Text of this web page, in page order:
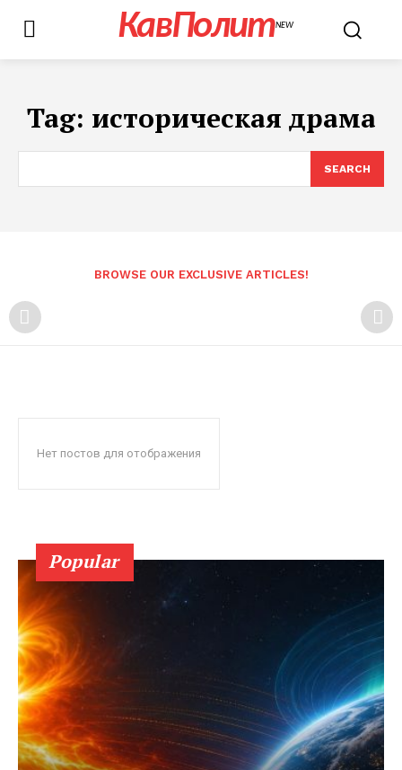
КавПолитNEW
Tag: историческая драма
SEARCH
BROWSE OUR EXCLUSIVE ARTICLES!
Нет постов для отображения
Popular